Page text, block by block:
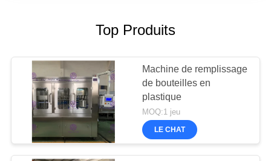
Top Produits
Machine de remplissage
de bouteilles en
plastique
MOQ:1 jeu
LE CHAT